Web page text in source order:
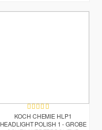
Bewertung:
100%
KOCH CHEMIE HLP1
HEADLIGHT POLISH 1 - GROBE